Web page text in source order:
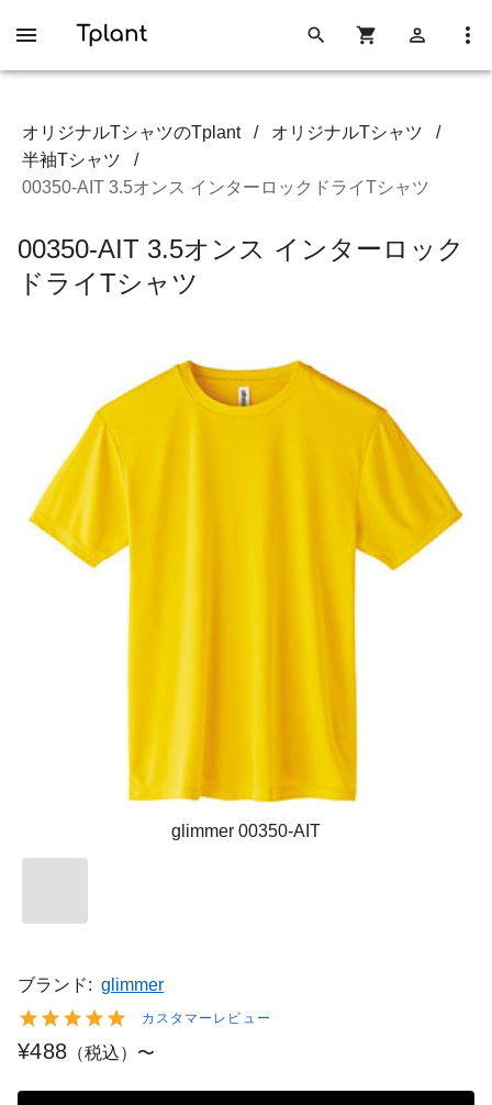
オリジナルTシャツのTplant / オリジナルTシャツ
/
半袖Tシャツ
/
00350-AIT 3.5オンス インターロックドライTシャツ
00350-AIT 3.5オンス インターロック
ドライTシャツ
glimmer 00350-AIT
ブランド: glimmer
カスタマーレビュー
¥488 （税込）〜